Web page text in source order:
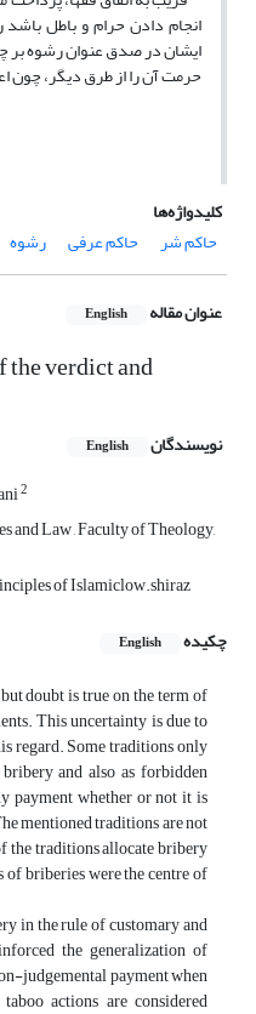
انجام دادن حرام و باطل باشد
ایشان در صدق عنوان رشوه
حرمت آن را از طرق دیگر، چون
کلیدواژه‌ها
حاکم شر
حاکم عرفی رشوه
عنوان مقاله English
verdict and
نویسندگان English
2
and Law , Faculty of Theology,
of Islamiclow.shiraz
چکیده
English
doubt is true on the term of
This uncertainty is due to
regard. Some traditions only
and also as forbidden
payment whether or not it is
mentioned traditions are not
the traditions allocate bribery
briberies were the centre of
in the rule of customary and
the generalization of
judgemental payment when
actions are considered